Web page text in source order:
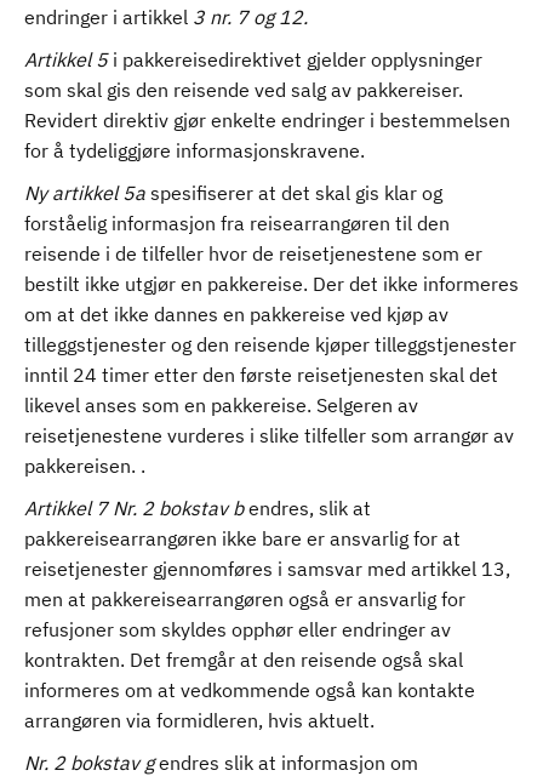
endringer i artikkel 3 nr. 7 og 12.
Artikkel 5i pakkereisedirektivet gjelder opplysninger
som skal gis den reisende ved salg av pakkereiser.
Revidert direktiv gjør enkelte endringer i bestemmelsen
for å tydeliggjøre informasjonskravene.
Ny artikkel 5a spesifiserer at det skal gis klar og
forståelig informasjon fra reisearrangøren til den
reisende i de tilfeller hvor de reisetjenestene som er
bestilt ikke utgjør en pakkereise. Der det ikke informeres
om at det ikke dannes en pakkereise ved kjøp av
tilleggstjenester og den reisende kjøper tilleggstjenester
inntil 24 timer etter den første reisetjenesten skal det
likevel anses som en pakkereise. Selgeren av
reisetjenestene vurderes i slike tilfeller som arrangør av
pakkereisen. .
Artikkel 7 Nr. 2 bokstav bendres, slik at
pakkereisearrangøren ikke bare er ansvarlig for at
reisetjenester gjennomføres i samsvar med artikkel 13,
men at pakkereisearrangøren også er ansvarlig for
refusjoner som skyldes opphør eller endringer av
kontrakten. Det fremgår at den reisende også skal
informeres om at vedkommende også kan kontakte
arrangøren via formidleren, hvis aktuelt.
Nr. 2 bokstav gendres slik at informasjon om